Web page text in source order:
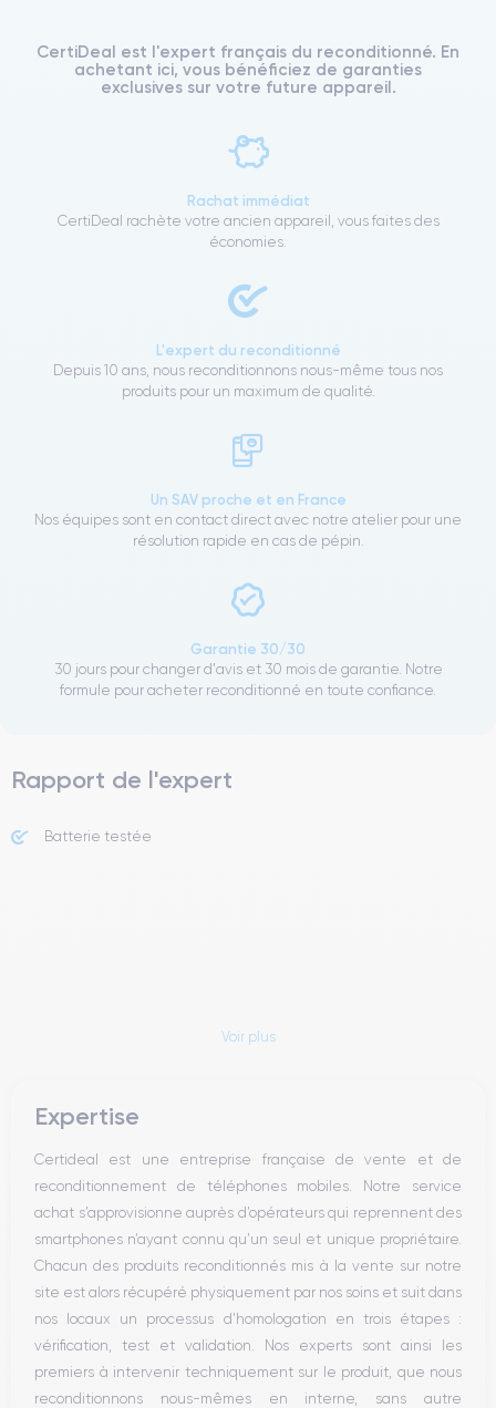
CertiDeal est l'expert français du reconditionné. En
achetant ici, vous bénéficiez de garanties
exclusives sur votre future appareil.
Rachat immédiat
CertiDeal rachète votre ancien appareil, vous faites des
économies.
L'expert du reconditionné
Depuis 10 ans, nous reconditionnons nous-même tous nos
produits pour un maximum de qualité.
Un SAV proche et en France
Nos équipes sont en contact direct avec notre atelier pour une
résolution rapide en cas de pépin.
Garantie 30/30
30 jours pour changer d'avis et 30 mois de garantie. Notre
formule pour acheter reconditionné en toute confiance.
Rapport de l'expert
Batterie testée
Voir plus
Expertise
Certideal est une entreprise française de vente et de
reconditionnement de téléphones mobiles. Notre service
achat s’approvisionne auprès d’opérateurs qui reprennent des
smartphones n’ayant connu qu’un seul et unique propriétaire.
Chacun des produits reconditionnés mis à la vente sur notre
site est alors récupéré physiquement par nos soins et suit dans
nos locaux un processus d’homologation en trois étapes :
vérification, test et validation. Nos experts sont ainsi les
premiers à intervenir techniquement sur le produit, que nous
reconditionnons nous-mêmes en interne, sans autre